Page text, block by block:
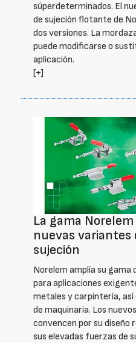
súperdeterminados. El
de sujeción flotante de
dos versiones. La
puede modificarse o
aplicación.
[+]
La gama
nuevas variantes
sujeción
Norelem amplía su gama
para aplicaciones
metales y carpintería,
de maquinaria. Los
convencen por su diseño
sus elevadas fuerzas de